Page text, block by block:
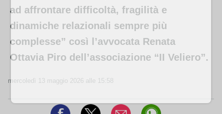
ad affrontare difficoltà, fragilità e
dinamiche relazionali sempre più
complesse” così l’avvocata Renata
Ottavia Piro dell’associazione “II Veliero”.
mercoledì 13 maggio 2026 alle 15:58